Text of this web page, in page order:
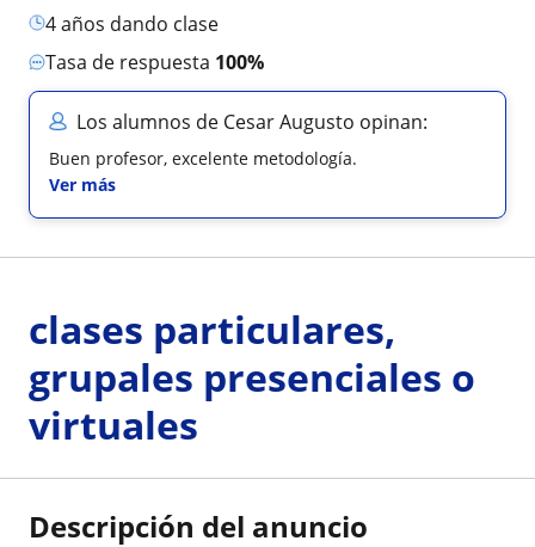
4 años dando clase
Tasa de respuesta 100%
Los alumnos de Cesar Augusto opinan:
Buen profesor, excelente metodología.
Ver más
clases particulares,
grupales presenciales o
virtuales
Descripción del anuncio